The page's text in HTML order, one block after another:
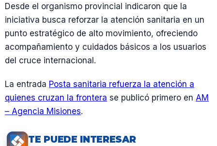
Desde el organismo provincial indicaron que la
iniciativa busca reforzar la atención sanitaria en un
punto estratégico de alto movimiento, ofreciendo
acompañamiento y cuidados básicos a los usuarios
del cruce internacional.
La entrada Posta sanitaria refuerza la atención a
quienes cruzan la frontera se publicó primero en AM
– Agencia Misiones.
TE PUEDE INTERESAR